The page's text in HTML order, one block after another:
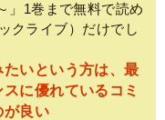
」1巻まで無料で読め
クライブ）だけでし
いという方は、最
に優れているコミ
が良い